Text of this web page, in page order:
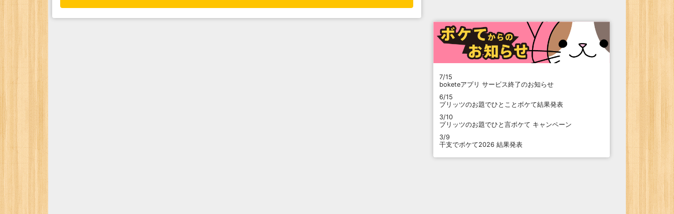
7/15
boketeアプリ サービス終了のお知らせ
6/15
プリッツのお題でひとことボケて結果発表
3/10
プリッツのお題でひと言ボケて キャンペーン
3/9
干支でボケて2026 結果発表